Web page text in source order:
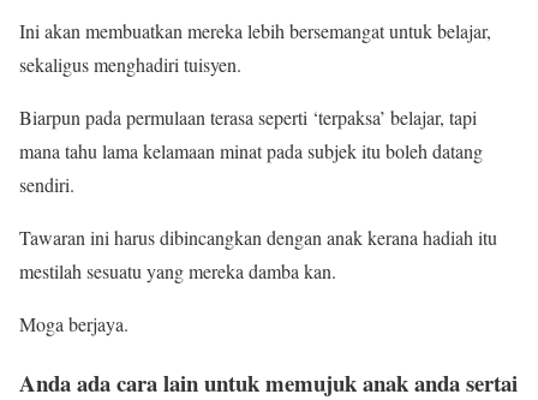
Ini akan membuatkan mereka lebih bersemangat untuk belajar,
sekaligus menghadiri tuisyen.
Biarpun pada permulaan terasa seperti ‘terpaksa’ belajar, tapi
mana tahu lama kelamaan minat pada subjek itu boleh datang
sendiri.
Tawaran ini harus dibincangkan dengan anak kerana hadiah itu
mestilah sesuatu yang mereka damba kan.
Moga berjaya.
Anda ada cara lain untuk memujuk anak anda sertai